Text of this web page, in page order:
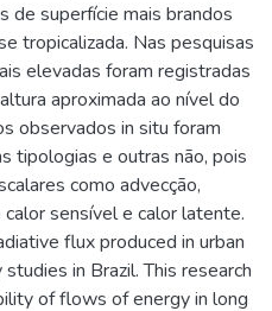
de superfície mais brandos
tropicalizada. Nas pesquisas
elevadas foram registradas
aproximada ao nível do
observados in situ foram
tipologias e outras não, pois
como advecção,
sensível e calor latente.
flux produced in urban
in Brazil. This research
of flows of energy in long